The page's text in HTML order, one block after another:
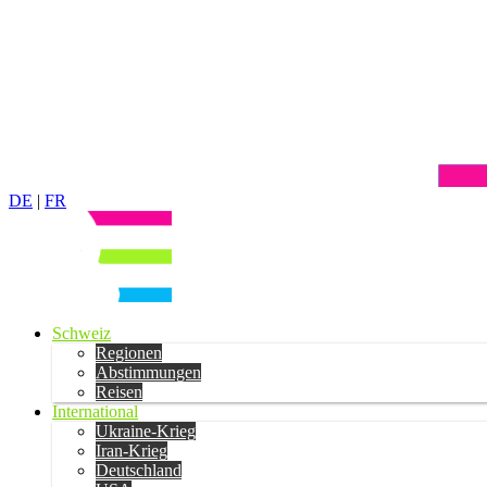
DE | FR
Schweiz
Regionen
Abstimmungen
Reisen
International
Ukraine-Krieg
Iran-Krieg
Deutschland